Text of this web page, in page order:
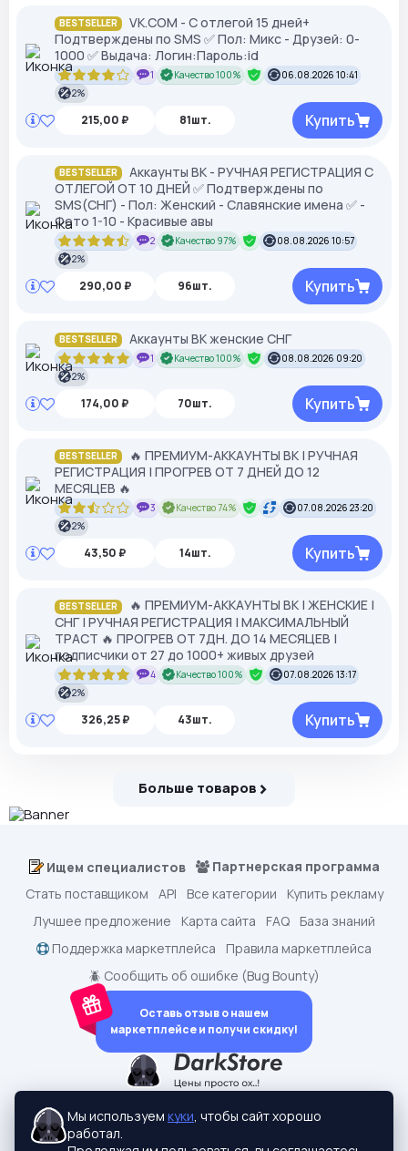
BESTSELLER
VK.COM - С отлегой 15 дней+
Подтверждены по SMS ✅ Пол: Микс - Друзей: 0-
1000 ✅ Выдача: Логин:Пароль:id
1 Качество 100%
06.08.2026 10:41
2%
215,00 ₽ 81шт. Купить
BESTSELLER
Аккаунты ВК - РУЧНАЯ РЕГИСТРАЦИЯ С
ОТЛЕГОЙ ОТ 10 ДНЕЙ ✅ Подтверждены по
SMS(СНГ) - Пол: Женский - Славянские имена ✅ -
Фото 1-10 - Красивые авы
2 Качество 97%
08.08.2026 10:57
2%
290,00 ₽ 96шт. Купить
BESTSELLER Аккаунты ВК женские СНГ
1 Качество 100%
08.08.2026 09:20
2%
174,00 ₽ 70шт. Купить
BESTSELLER
🔥 ПРЕМИУМ-АККАУНТЫ ВК | РУЧНАЯ
РЕГИСТРАЦИЯ | ПРОГРЕВ ОТ 7 ДНЕЙ ДО 12
МЕСЯЦЕВ 🔥
3 Качество 74%
07.08.2026 23:20
2%
43,50 ₽ 14шт. Купить
BESTSELLER
🔥 ПРЕМИУМ-АККАУНТЫ ВК | ЖЕНСКИЕ |
СНГ | РУЧНАЯ РЕГИСТРАЦИЯ | МАКСИМАЛЬНЫЙ
ТРАСТ 🔥 ПРОГРЕВ ОТ 7ДН. ДО 14 МЕСЯЦЕВ |
подписчики от 27 до 1000+ живых друзей
4 Качество 100%
07.08.2026 13:17
2%
326,25 ₽ 43шт. Купить
Больше товаров
dark.shopping - Маркетплейс аккаунтов
2015-2026 © dark.shopping
Актуальные адреса:
Ищем специалистов
Партнерская программа
Стать поставщиком
API Все категории
Купить рекламу
Лучшее предложение
Карта сайта FAQ
База знаний
Поддержка маркетплейса
Правила маркетплейса
🪲 Сообщить об ошибке (Bug Bounty)
Оставь отзыв о нашем
маркетплейсе и получи скидку!
Мы используем куки, чтобы сайт хорошо
работал.